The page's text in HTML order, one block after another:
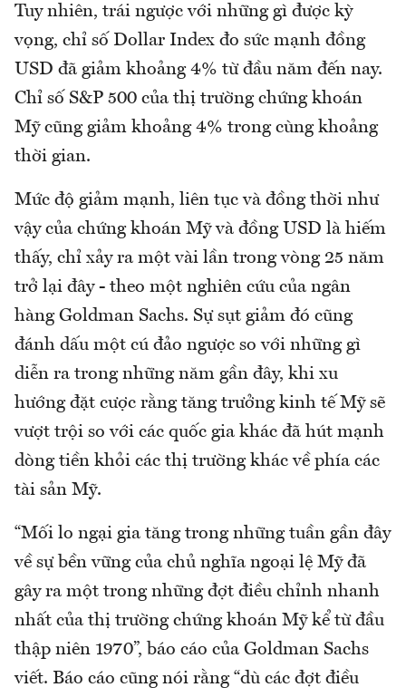
Tuy nhiên, trái ngược với những gì được kỳ
vọng, chỉ số Dollar Index đo sức mạnh đồng
USD đã giảm khoảng 4% từ đầu năm đến nay.
Chỉ số S&P 500 của thị trường chứng khoán
Mỹ cũng giảm khoảng 4% trong cùng khoảng
thời gian.
Mức độ giảm mạnh, liên tục và đồng thời như
vậy của chứng khoán Mỹ và đồng USD là hiếm
thấy, chỉ xảy ra một vài lần trong vòng 25 năm
trở lại đây - theo một nghiên cứu của ngân
hàng Goldman Sachs. Sự sụt giảm đó cũng
đánh dấu một cú đảo ngược so với những gì
diễn ra trong những năm gần đây, khi xu
hướng đặt cược rằng tăng trưởng kinh tế Mỹ sẽ
vượt trội so với các quốc gia khác đã hút mạnh
dòng tiền khỏi các thị trường khác về phía các
tài sản Mỹ.
“Mối lo ngại gia tăng trong những tuần gần đây
về sự bền vững của chủ nghĩa ngoại lệ Mỹ đã
gây ra một trong những đợt điều chỉnh nhanh
nhất của thị trường chứng khoán Mỹ kể từ đầu
thập niên 1970”, báo cáo của Goldman Sachs
viết. Báo cáo cũng nói rằng “dù các đợt điều